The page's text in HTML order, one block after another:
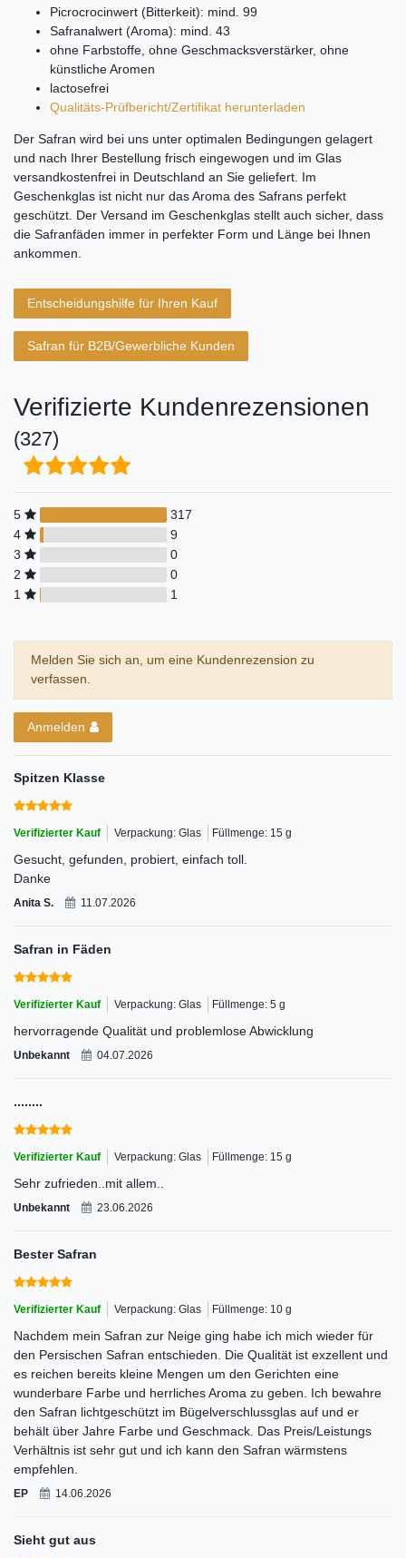
Picrocrocinwert (Bitterkeit): mind. 99
Safranalwert (Aroma): mind. 43
ohne Farbstoffe, ohne Geschmacksverstärker, ohne
künstliche Aromen
lactosefrei
Qualitäts-Prüfbericht/Zertifikat herunterladen
Der Safran wird bei uns unter optimalen Bedingungen gelagert
und nach Ihrer Bestellung frisch eingewogen und im Glas
versandkostenfrei in Deutschland an Sie geliefert. Im
Geschenkglas ist nicht nur das Aroma des Safrans perfekt
geschützt. Der Versand im Geschenkglas stellt auch sicher, dass
die Safranfäden immer in perfekter Form und Länge bei Ihnen
ankommen.
Entscheidungshilfe für Ihren Kauf
Safran für B2B/Gewerbliche Kunden
Verifizierte Kundenrezensionen
(327)
5
317
4
9
3
0
2
0
1
1
Melden Sie sich an, um eine Kundenrezension zu
verfassen.
Anmelden
Spitzen Klasse
Verifizierter Kauf Verpackung: Glas Füllmenge: 15 g
Gesucht, gefunden, probiert, einfach toll.
Danke
Anita S. 11.07.2026
Safran in Fäden
Verifizierter Kauf Verpackung: Glas Füllmenge: 5 g
hervorragende Qualität und problemlose Abwicklung
Unbekannt 04.07.2026
........
Verifizierter Kauf Verpackung: Glas Füllmenge: 15 g
Sehr zufrieden..mit allem..
Unbekannt 23.06.2026
Bester Safran
Verifizierter Kauf Verpackung: Glas Füllmenge: 10 g
Nachdem mein Safran zur Neige ging habe ich mich wieder für
den Persischen Safran entschieden. Die Qualität ist exzellent und
es reichen bereits kleine Mengen um den Gerichten eine
wunderbare Farbe und herrliches Aroma zu geben. Ich bewahre
den Safran lichtgeschützt im Bügelverschlussglas auf und er
behält über Jahre Farbe und Geschmack. Das Preis/Leistungs
Verhältnis ist sehr gut und ich kann den Safran wärmstens
empfehlen.
EP 14.06.2026
Sieht gut aus